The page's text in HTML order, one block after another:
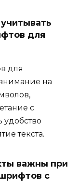
для
для
на
с
удобство
текста.
важны при
с